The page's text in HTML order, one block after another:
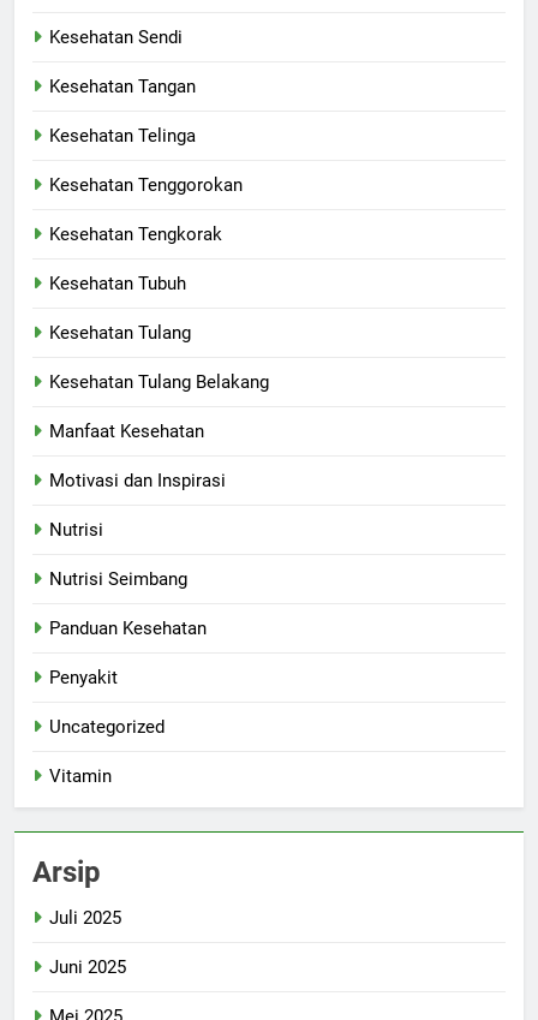
Kesehatan Sendi
Kesehatan Tangan
Kesehatan Telinga
Kesehatan Tenggorokan
Kesehatan Tengkorak
Kesehatan Tubuh
Kesehatan Tulang
Kesehatan Tulang Belakang
Manfaat Kesehatan
Motivasi dan Inspirasi
Nutrisi
Nutrisi Seimbang
Panduan Kesehatan
Penyakit
Uncategorized
Vitamin
Arsip
Juli 2025
Juni 2025